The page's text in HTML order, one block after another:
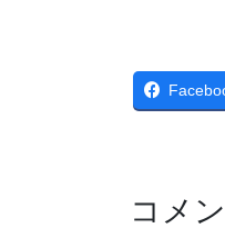
コメ